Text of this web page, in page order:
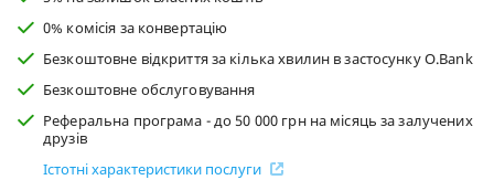
0% комісія за конвертацію
Безкоштовне відкриття за кілька хвилин в застосунку O.Bank
Безкоштовне обслуговування
Реферальна програма - до 50 000 грн на місяць за залучених
друзів
Істотні характеристики послуги